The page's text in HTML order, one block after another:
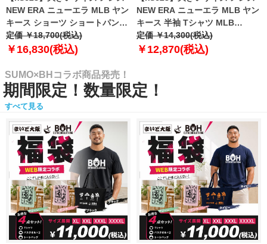
NEW ERA ニューエラ MLB ヤン
キース ショーツ ショートパンツ
ハーフパンツ MLB WASHED
NEW YORK YANKEES T-SHIRT
定価 ￥18,700(税込)
￥16,830(税込)
NEW ERA ニューエラ MLB ヤン
キース 半袖 Tシャツ MLB
WASHED NEW YORK YANKEES
T-SHIRT USA直輸入 60771645
定価 ￥14,300(税込)
￥12,870(税込)
SUMO×BHコラボ商品発売！
期間限定！数量限定！
すべて見る